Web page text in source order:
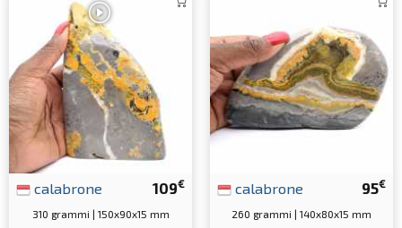
109€
calabrone
310 grammi | 150x90x15 mm
95€
calabrone
260 grammi | 140x80x15 mm